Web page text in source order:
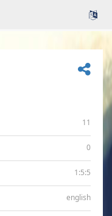
11
0
1:5:5
english